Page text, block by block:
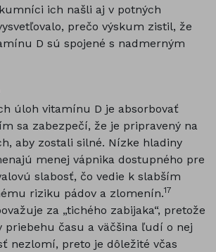
ich našli aj v potných
prečo výskum zistil, že
D sú spojené s nadmerným
úloh vitamínu D je absorbovať
sa zabezpečí, že je pripravený na
aby zostali silné. Nízke hladiny
menej vápnika dostupného pre
slabosť, čo vedie k slabším
riziku pádov a zlomenín.17
za „tichého zabijaka“, pretože
priebehu času a väčšina ľudí o nej
nezlomí, preto je dôležité včas